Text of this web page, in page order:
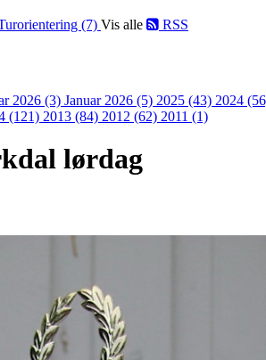
(7) Vis alle RSS
2026 (3) Januar 2026 (5) 2025 (43) 2024
(121) 2013 (84) 2012 (62) 2011 (1)
lørdag